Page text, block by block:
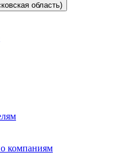
область)
компаниям